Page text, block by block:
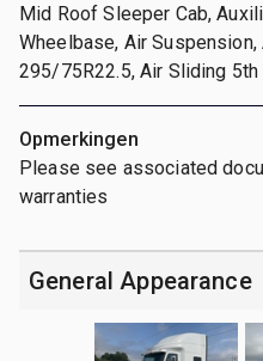
Mid Roof Sleeper Cab,
Wheelbase, Air
295/75R22.5, Air Sliding 5th
Opmerkingen
Please see associated
warranties
General Appearance